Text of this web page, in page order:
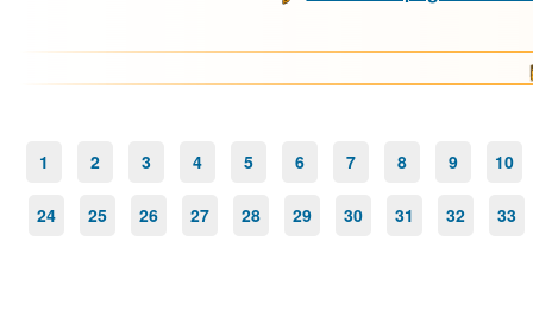
1 2 3 4 5 6 7 8 9 10
24 25 26 27 28 29 30 31 32 33